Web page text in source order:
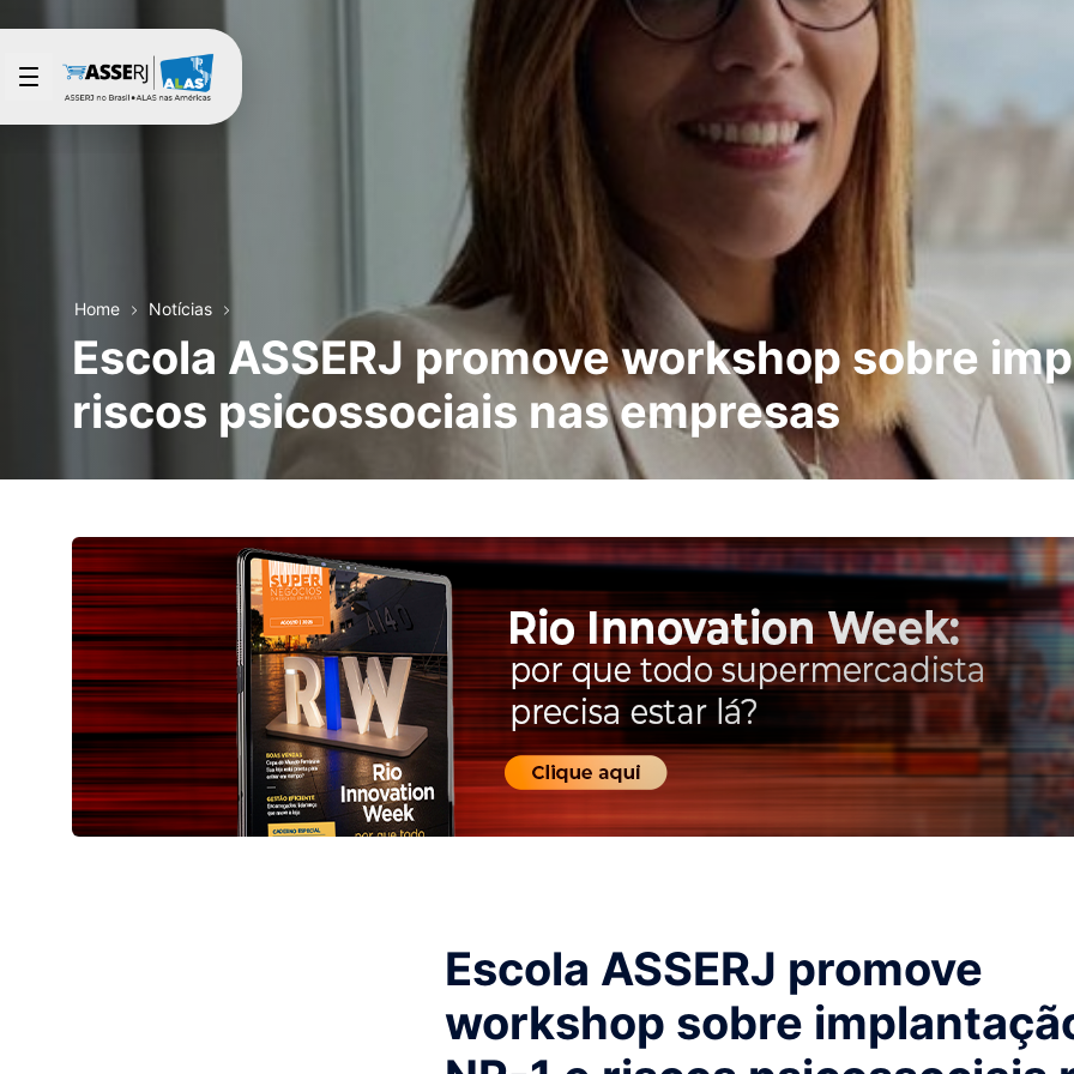
Pular para o Conteúdo principal
Home Notícias
Escola ASSERJ promove workshop sobre
riscos psicossociais nas empresas
Escola ASSERJ promove
workshop sobre